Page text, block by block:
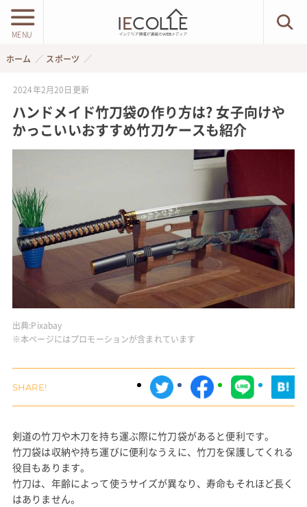
MENU
ホーム スポーツ
2024年2月20日 更新
ハンドメイド竹刀袋の作り方は? 女子向けや
かっこいいおすすめ竹刀ケースも紹介
出典:Pixabay
※本ページにはプロモーションが含まれています
剣道の竹刀や木刀を持ち運ぶ際に竹刀袋があると便利です。
竹刀袋は収納や持ち運びに便利なうえに、竹刀を保護してくれる
役目もあります。
竹刀は、年齢によって使うサイズが異なり、寿命もそれほど長く
はありません。